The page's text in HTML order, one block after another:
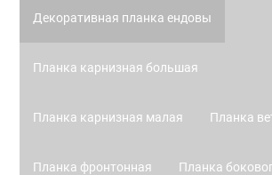
Декоративная планка ендовы
Планка карнизная большая
Планка карнизная малая Планка
Планка фронтонная Планка